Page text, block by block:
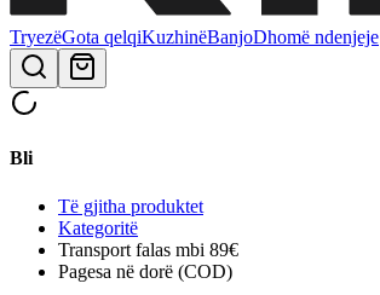
TryezëGota qelqiKuzhinëBanjoDhomë ndenjeje
Bli
Të gjitha produktet
Kategoritë
Transport falas mbi 89€
Pagesa në dorë (COD)